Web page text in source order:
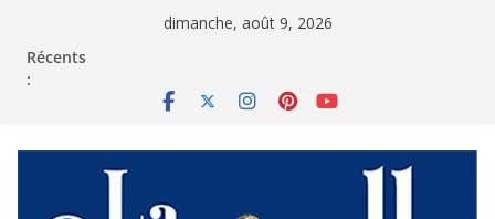
dimanche, août 9, 2026
Récents
: